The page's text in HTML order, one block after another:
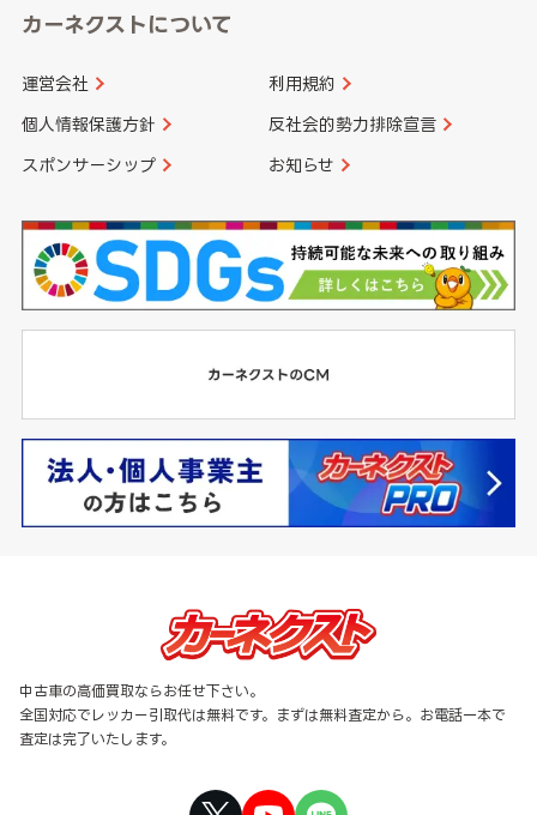
カーネクストについて
運営会社 利用規約
個人情報保護方針 反社会的勢力排除宣言
スポンサーシップ お知らせ
中古車の高価買取ならお任せ下さい。
全国対応でレッカー引取代は無料です。まずは無料査定から。お電話一本で
査定は完了いたします。